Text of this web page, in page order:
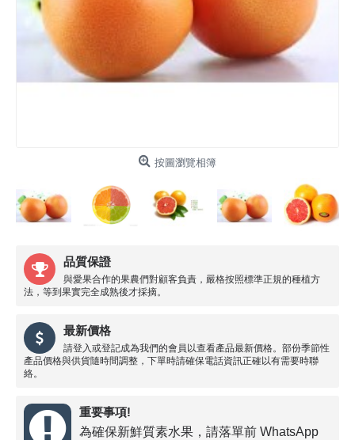
按圖瀏覽相簿
品質保證
與愛果合作的果農們對顧客負責，嚴格按照標準正規的種植方
法，等到果實完全成熟後才採摘。
最新價格
請登入或登記成為我們的會員以查看產品最新價格。部份季節性
產品價格與供貨隨時間調整，下單時請確保電話資訊正確以有需要時聯
絡。
重要事項!
為確保新鮮質素水果，請落單前 WhatsApp